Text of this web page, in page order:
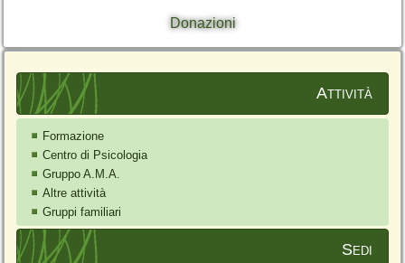
Donazioni
Attività
Formazione
Centro di Psicologia
Gruppo A.M.A.
Altre attività
Gruppi familiari
Sedi